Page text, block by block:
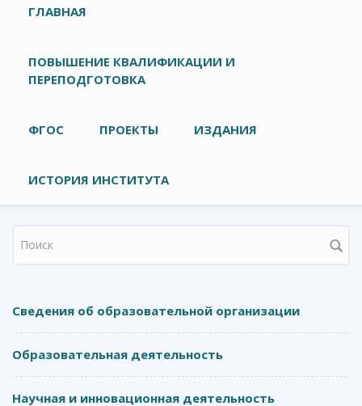
Главное меню
ГЛАВНАЯ
ПОВЫШЕНИЕ КВАЛИФИКАЦИИ И
ПЕРЕПОДГОТОВКА
ФГОС ПРОЕКТЫ ИЗДАНИЯ
ИСТОРИЯ ИНСТИТУТА
Форма поиска
Сведения об образовательной организации
Образовательная деятельность
Научная и инновационная деятельность